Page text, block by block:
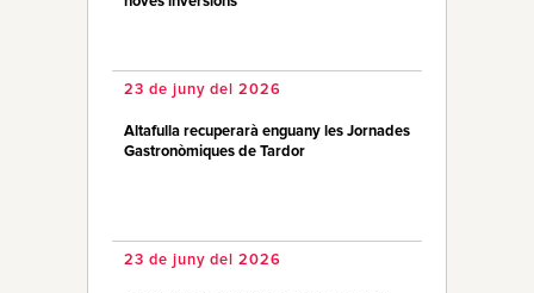
23 de juny del 2026
Altafulla recuperarà enguany les Jornades
Gastronòmiques de Tardor
23 de juny del 2026